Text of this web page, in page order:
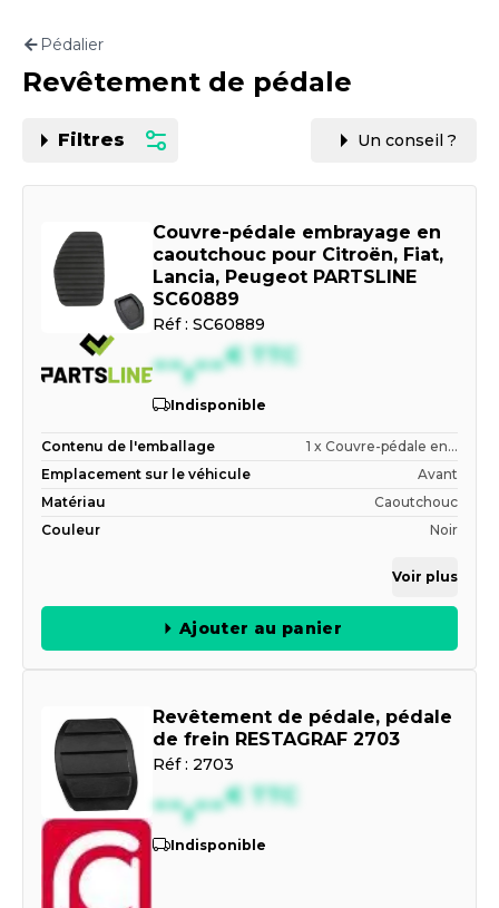
Motorisation
Pédalier
Revêtement de pédale
Filtres Un conseil ?
Couvre-pédale embrayage en
caoutchouc pour Citroën, Fiat,
Lancia, Peugeot PARTSLINE
SC60889
Réf : SC60889
--,--€ TTC
Indisponible
Contenu de l'emballage
1 x Couvre-pédale en...
Emplacement sur le véhicule
Avant
Matériau
Caoutchouc
Couleur
Noir
Voir plus
Ajouter au panier
Revêtement de pédale, pédale
de frein RESTAGRAF 2703
Réf : 2703
--,--€ TTC
Indisponible